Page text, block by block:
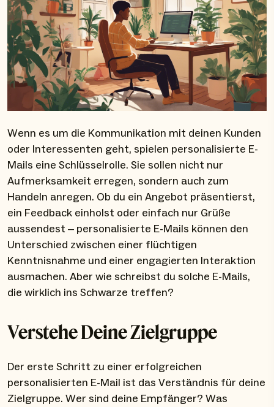
Wenn es um die Kommunikation mit deinen Kunden
oder Interessenten geht, spielen personalisierte E-
Mails eine Schlüsselrolle. Sie sollen nicht nur
Aufmerksamkeit erregen, sondern auch zum
Handeln anregen. Ob du ein Angebot präsentierst,
ein Feedback einholst oder einfach nur Grüße
aussendest – personalisierte E-Mails können den
Unterschied zwischen einer flüchtigen
Kenntnisnahme und einer engagierten Interaktion
ausmachen. Aber wie schreibst du solche E-Mails,
die wirklich ins Schwarze treffen?
Verstehe Deine Zielgruppe
Der erste Schritt zu einer erfolgreichen
personalisierten E-Mail ist das Verständnis für deine
Zielgruppe. Wer sind deine Empfänger? Was